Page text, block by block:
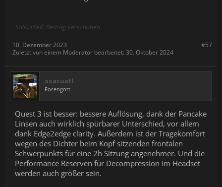
SolKutTeR: Beitrag verschoben
#57
10. Dezember 2023
Zuletzt von einem Moderator bearbeitet: 30. Oktober 2024
axacuatl
Forengott
Quest 3 ist besser: bessere Auflösung, dank der Pancake
Linsen auch wirklich spürbarer Unterschied, vor allem
dank Edge2edge clarity. Außerdem ist der Tragekomfort
wegen des Dichter beim Kopf sitzenden frontalen
Schwerpunkts für eine 2h Sitzung angenehmer. Und die
Performance Reserven für Decompression im Headset
werden auch größer sein.